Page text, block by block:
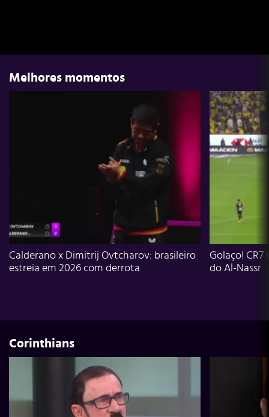
Melhores momentos
Calderano x Dimitrij Ovtcharov: brasileiro
estreia em 2026 com derrota
Golaço!
do Al-Nassr
Corinthians